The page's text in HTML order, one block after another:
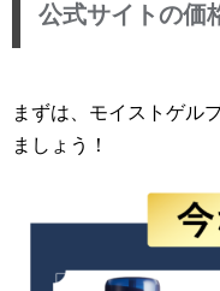
公式サイトの価
まずは、モイストゲル
ましょう！